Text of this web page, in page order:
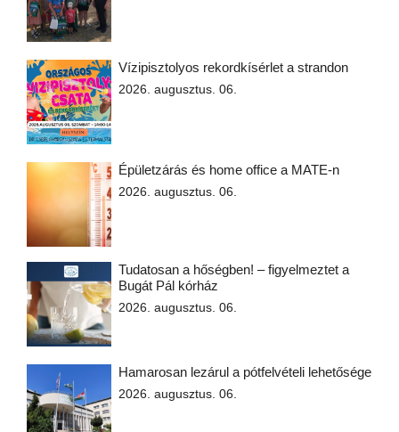
Vízipisztolyos rekordkísérlet a strandon
2026. augusztus. 06.
Épületzárás és home office a MATE-n
2026. augusztus. 06.
Tudatosan a hőségben! – figyelmeztet a
Bugát Pál kórház
2026. augusztus. 06.
Hamarosan lezárul a pótfelvételi lehetősége
2026. augusztus. 06.